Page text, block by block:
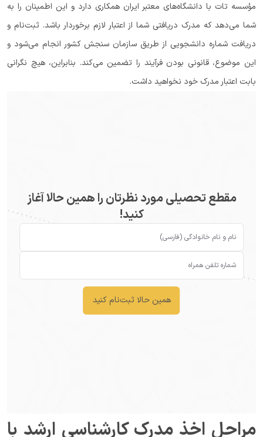
مؤسسه تات با دانشگاه‌های معتبر ایران همکاری دارد و این اطمینان را به
شما می‌دهد که مدرک دریافتی شما از اعتبار لازم برخوردار باشد. ثبت‌نام و
دریافت شماره دانشجویی از طریق سازمان سنجش کشور انجام می‌شود و
این موضوع، قانونی بودن فرآیند را تضمین می‌کند. بنابراین، هیچ نگرانی
بابت اعتبار مدرک خود نخواهید داشت.
مقطع تحصیلی مورد نظرتان را همین حالا آغاز
کنید!
همین حالا ثبت‌نام کنید
مراحل اخذ مدرک کارشناسی ارشد با